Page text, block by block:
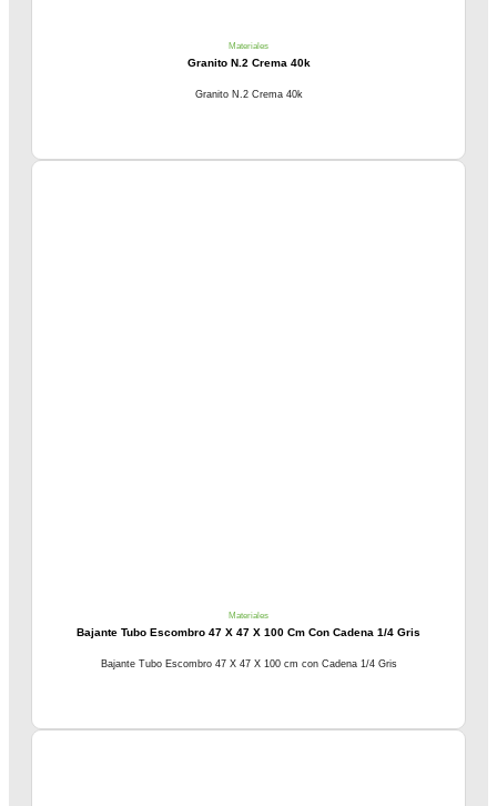
Materiales
Granito N.2 Crema 40k
Granito N.2 Crema 40k
Materiales
Bajante Tubo Escombro 47 X 47 X 100 Cm Con Cadena 1/4 Gris
Bajante Tubo Escombro 47 X 47 X 100 cm con Cadena 1/4 Gris